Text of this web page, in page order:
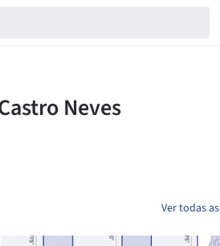
Ver todas